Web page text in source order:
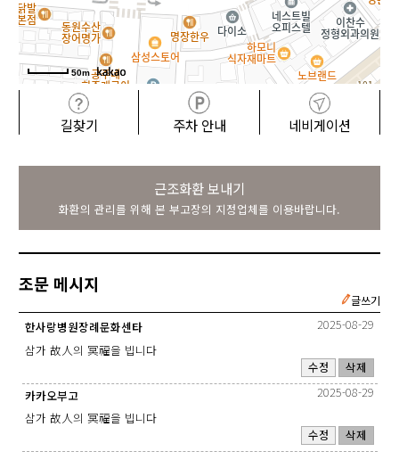
50m
길찾기 주차 안내 네비게이션
근조화환 보내기
화환의 관리를 위해 본 부고장의 지정업체를 이용바랍니다.
조문 메시지
글쓰기
한사랑병원장례문화센타
2025-08-29
삼가 故人의 冥福을 빕니다
수정
삭제
카카오부고
2025-08-29
삼가 故人의 冥福을 빕니다
수정
삭제